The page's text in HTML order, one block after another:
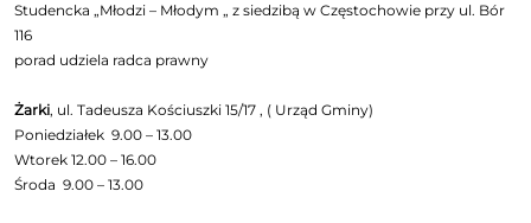
Studencka „Młodzi – Młodym „ z siedzibą w Częstochowie przy ul. Bór
116
porad udziela radca prawny
Żarki, ul. Tadeusza Kościuszki 15/17 , ( Urząd Gminy)
Poniedziałek 9.00 – 13.00
Wtorek 12.00 – 16.00
Środa 9.00 – 13.00